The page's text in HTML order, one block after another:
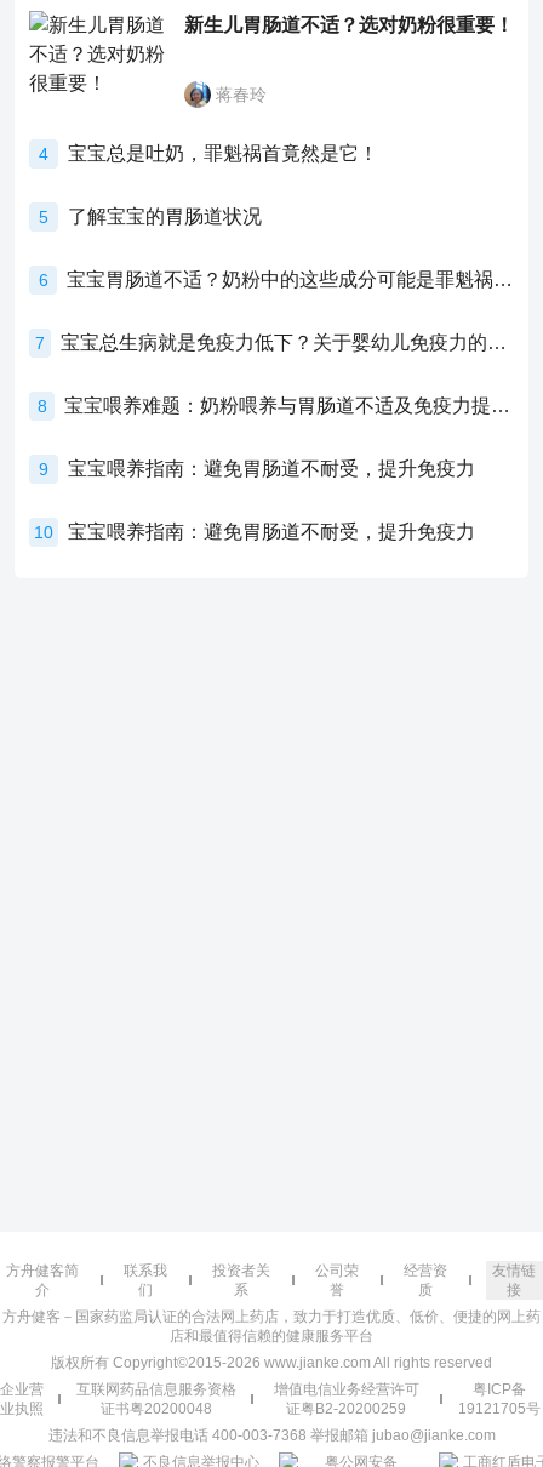
新生儿胃肠道不适？选对奶粉很重要！
蒋春玲
4 宝宝总是吐奶，罪魁祸首竟然是它！
5 了解宝宝的胃肠道状况
6 宝宝胃肠道不适？奶粉中的这些成分可能是罪魁祸首！
7 宝宝总生病就是免疫力低下？关于婴幼儿免疫力的真相，家长必须了解！
8 宝宝喂养难题：奶粉喂养与胃肠道不适及免疫力提升的奥秘
9 宝宝喂养指南：避免胃肠道不耐受，提升免疫力
10 宝宝喂养指南：避免胃肠道不耐受，提升免疫力
方舟健客简
介
联系我
们
投资者关
系
公司荣
誉
经营资
质
友情链
接
方舟健客－国家药监局认证的合法网上药店，致力于打造优质、低价、便捷的网上药
店和最值得信赖的健康服务平台
版权所有 Copyright©2015-2026 www.jianke.com All rights reserved
企业营
业执照
互联网药品信息服务资格
证书粤20200048
增值电信业务经营许可
证粤B2-20200259
粤ICP备
19121705号
违法和不良信息举报电话 400-003-7368 举报邮箱 jubao@jianke.com